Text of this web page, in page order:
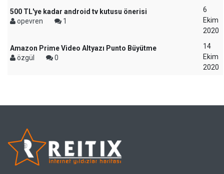
500 TL'ye kadar android tv kutusu önerisi
opevren
1
6
Ekim
2020
Amazon Prime Video Altyazı Punto Büyütme
özgül
0
14
Ekim
2020